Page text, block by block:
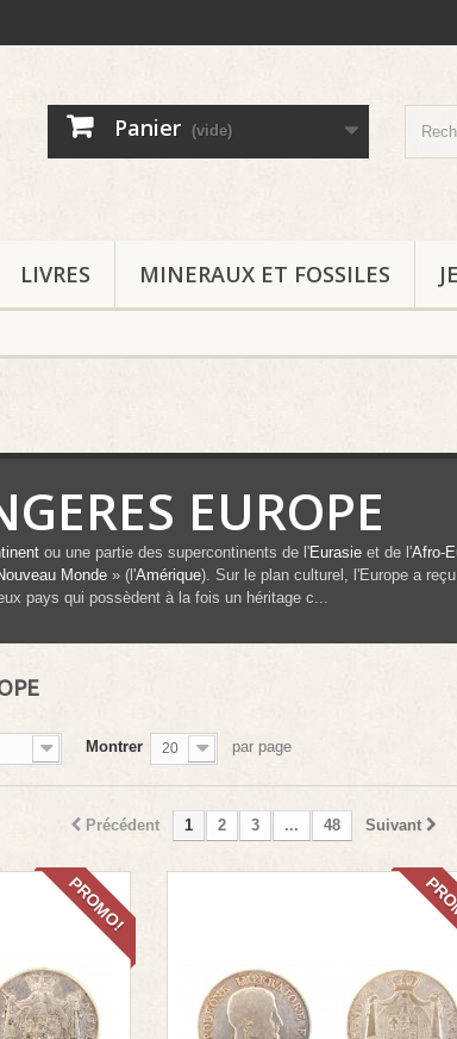
Panier (vide)
LIVRES MINERAUX ET FOSSILES
EUROPE
ou une partie des supercontinents de l'Eurasie et de l'Afro-
Monde » (l'Amérique). Sur le plan culturel, l'Europe a
pays qui possèdent à la fois un héritage c...
Montrer 20 par page
Précédent 1 2 3 ... 48 Suivant
PROMO!